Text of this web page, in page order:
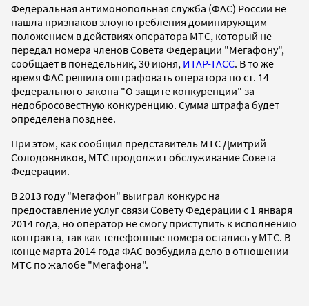
Федеральная антимонопольная служба (ФАС) России не
нашла признаков злоупотребления доминирующим
положением в действиях оператора МТС, который не
передал номера членов Совета Федерации "Мегафону",
сообщает в понедельник, 30 июня, ИТАР-ТАСС. В то же
время ФАС решила оштрафовать оператора по ст. 14
федерального закона "О защите конкуренции" за
недобросовестную конкуренцию. Сумма штрафа будет
определена позднее.
При этом, как сообщил представитель МТС Дмитрий
Солодовников, МТС продолжит обслуживание Совета
Федерации.
В 2013 году "Мегафон" выиграл конкурс на
предоставление услуг связи Совету Федерации с 1 января
2014 года, но оператор не смогу приступить к исполнению
контракта, так как телефонные номера остались у МТС. В
конце марта 2014 года ФАС возбудила дело в отношении
МТС по жалобе "Мегафона".